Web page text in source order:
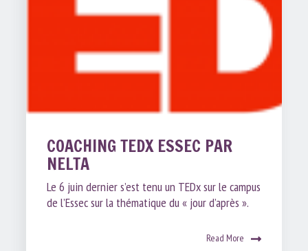
COACHING TEDX ESSEC PAR
NELTA
Le 6 juin dernier s’est tenu un TEDx sur le campus
de l’Essec sur la thématique du « jour d’après ».
Read More